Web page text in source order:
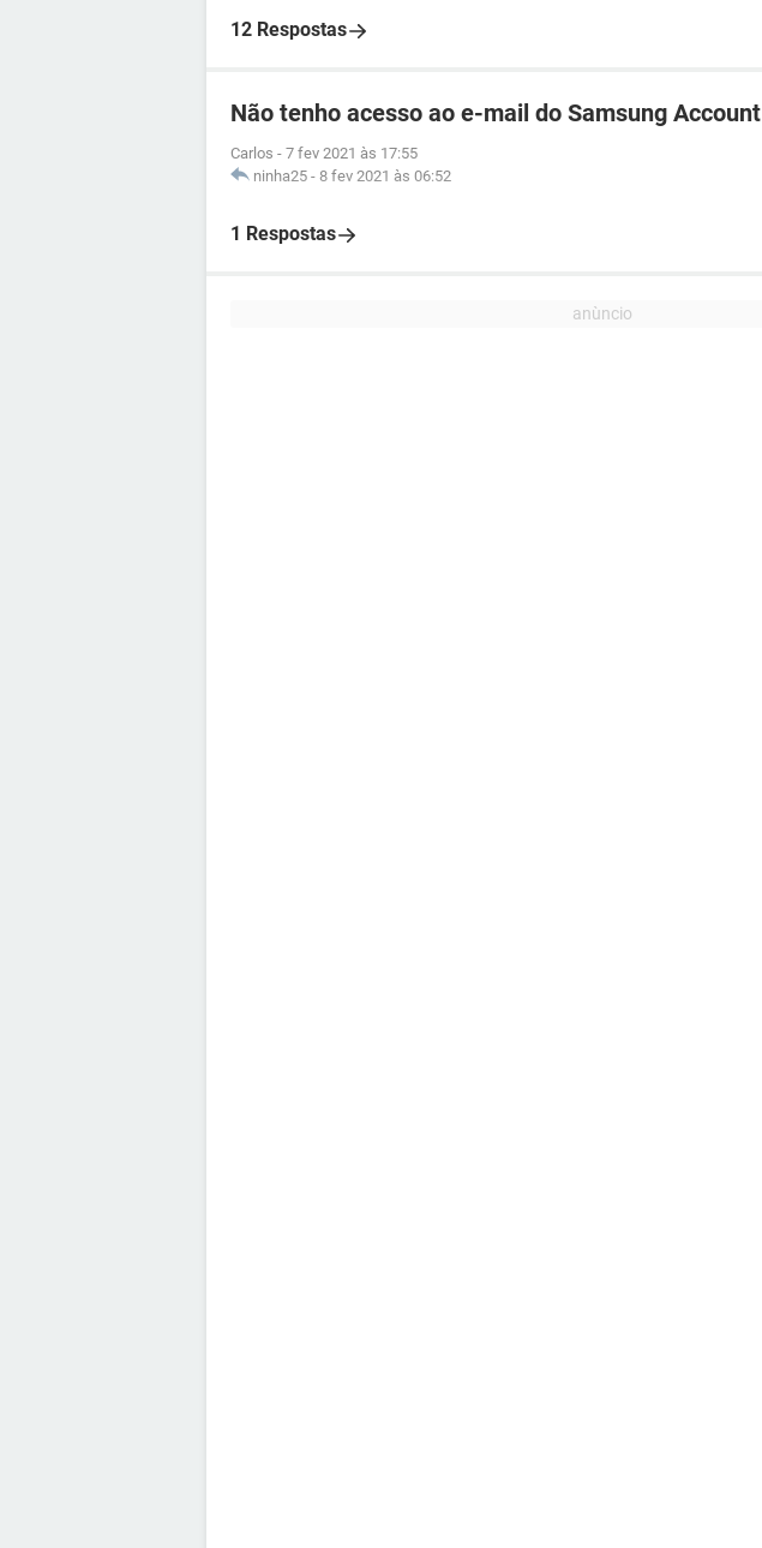
12 Respostas
Não tenho acesso ao e-mail do Samsung Account
Carlos - 7 fev 2021 às 17:55
ninha25 - 8 fev 2021 às 06:52
1 Respostas